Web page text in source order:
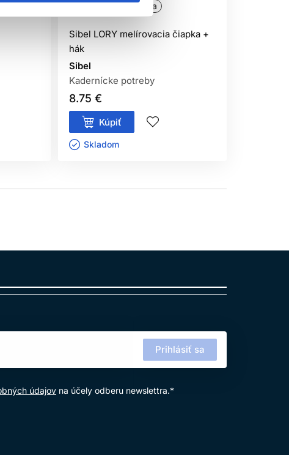
Oficiálna distribúcia
Sibel LORY melírovacia čiapka +
hák
Sibel
Kadernícke potreby
8.75 €
Kúpiť
Skladom ㅤ
Prihlásiť sa
údajov na účely odberu newslettra.*